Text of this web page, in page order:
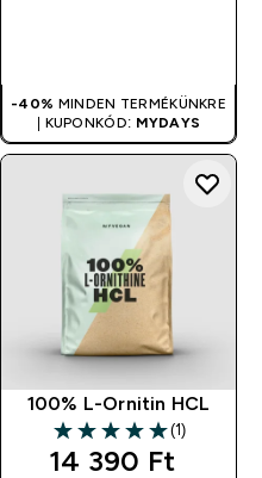
-40% MINDEN TERMÉKÜNKRE
| KUPONKÓD: MYDAYS
100% L-Ornitin HCL
5 out of 5 stars
(1)
14 390 Ft‎